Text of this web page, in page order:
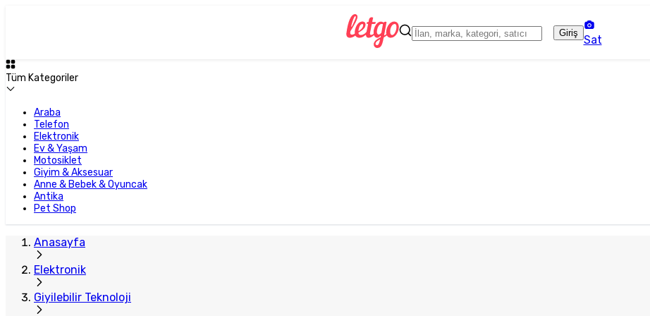
Giriş
Sat
Tüm Kategoriler
Araba
Telefon
Elektronik
Ev & Yaşam
Motosiklet
Giyim & Aksesuar
Anne & Bebek & Oyuncak
Antika
Pet Shop
Anasayfa
Elektronik
Giyilebilir Teknoloji